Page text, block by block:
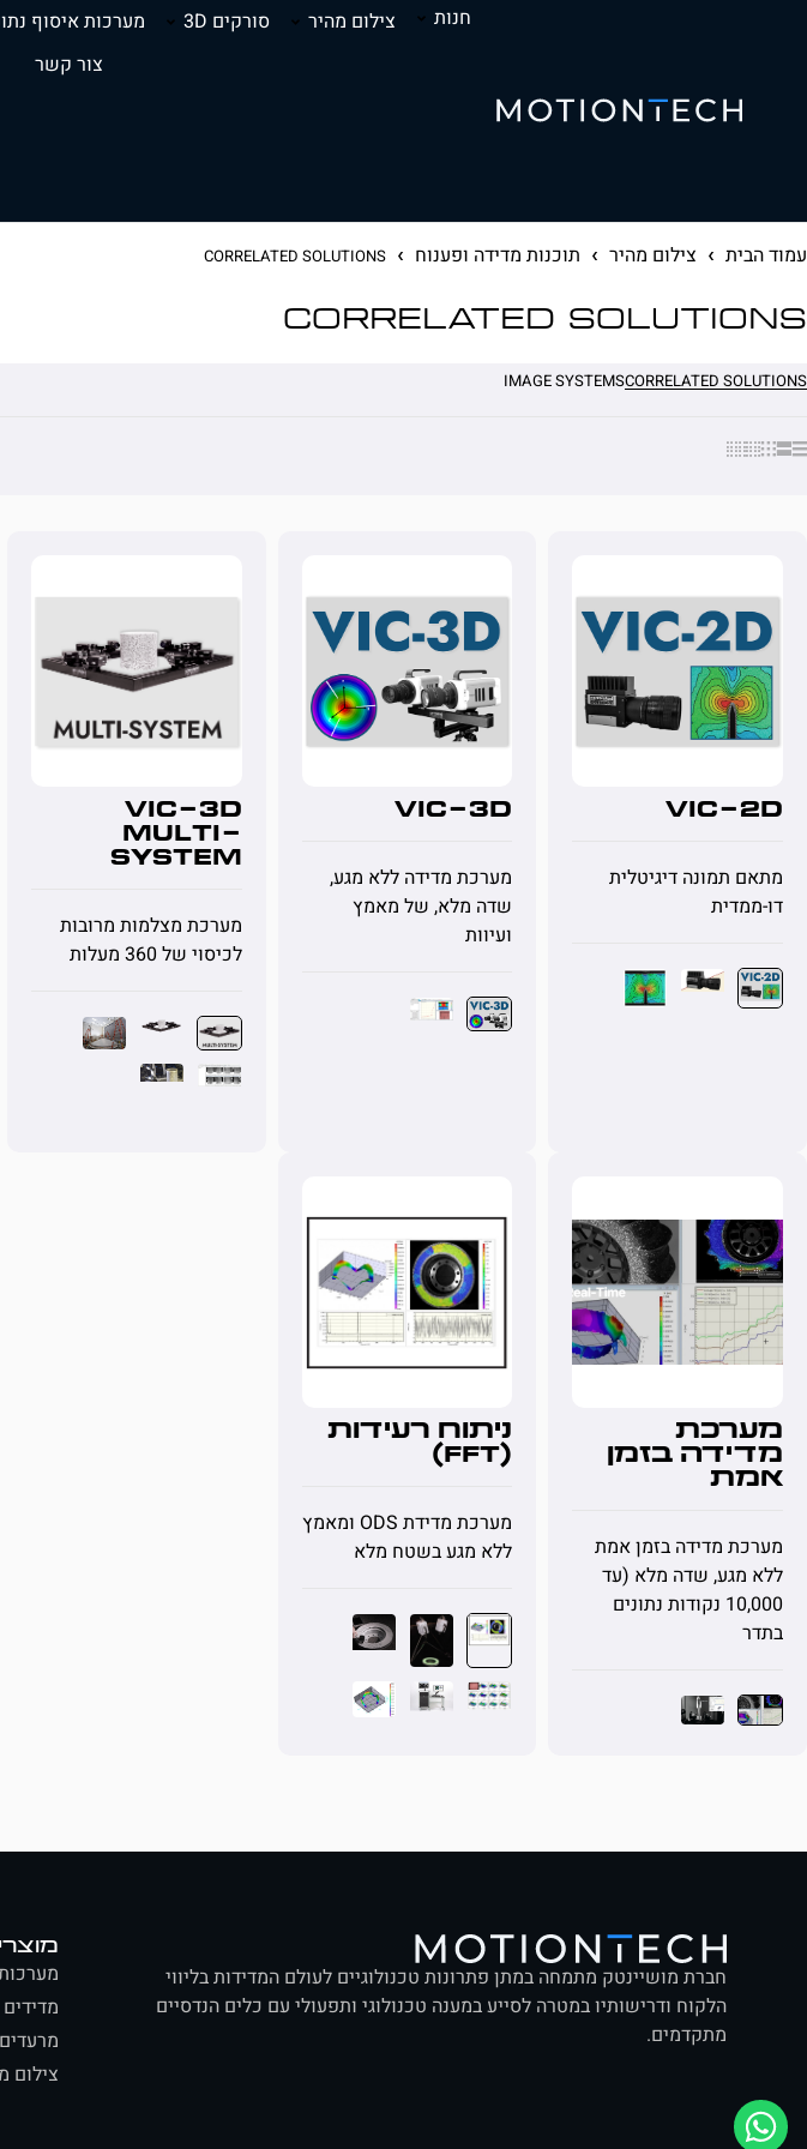
חנות צילום מהיר סורקים 3D מערכות איסוף
צור קשר
עמוד הבית צילום מהיר תוכנות מדידה ופענוח CORRELATED SOLUTIONS
CORRELATED SOLUTIONS
CORRELATED SOLUTIONS
IMAGE SYSTEMS
VIC-2D
מתאם תמונה דיגיטלית
דו-ממדית
VIC-3D
מערכת מדידה ללא מגע,
שדה מלא, של מאמץ
ועיוות
VIC-3D
Multi-
System
מערכת מצלמות מרובות
לכיסוי של 360 מעלות
מערכת
מדידה בזמן
אמת
מערכת מדידה בזמן אמת
ללא מגע, שדה מלא (עד
10,000 נקודות נתונים
בתדר
ניתוח רעידות
(FFT)
מערכת מדידת ODS ומאמץ
ללא מגע בשטח מלא
חברת מושיינטק מתמחה במתן פתרונות טכנולוגיים לעולם המדידות בליווי
הלקוח ודרישותיו במטרה לסייע במענה טכנולוגי ותפעולי עם כלים הנדסיים
מתקדמים.
מדידים
צילום